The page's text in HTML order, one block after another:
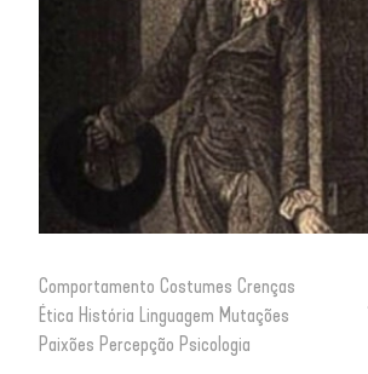
Comportamento Costumes Crenças
Ética História Linguagem Mutações
Paixões Percepção Psicologia